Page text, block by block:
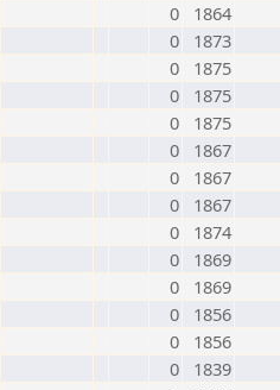
0
1864
0
1873
0
1875
0
1875
0
1875
0
1867
0
1867
0
1867
0
1874
0
1869
0
1869
0
1856
0
1856
0
1839